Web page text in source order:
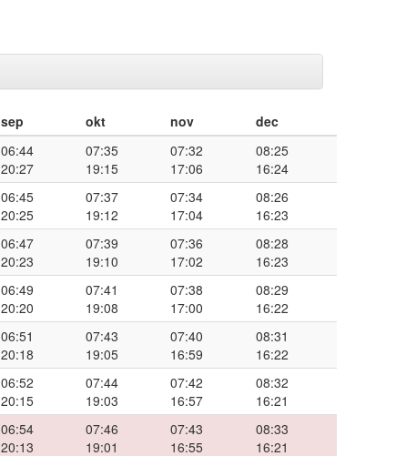
sep okt nov
dec
06:44
20:27
07:35
19:15
07:32
17:06
08:25
16:24
06:45
20:25
07:37
19:12
07:34
17:04
08:26
16:23
06:47
20:23
07:39
19:10
07:36
17:02
08:28
16:23
06:49
20:20
07:41
19:08
07:38
17:00
08:29
16:22
06:51
20:18
07:43
19:05
07:40
16:59
08:31
16:22
06:52
20:15
07:44
19:03
07:42
16:57
08:32
16:21
06:54
20:13
07:46
19:01
07:43
16:55
08:33
16:21